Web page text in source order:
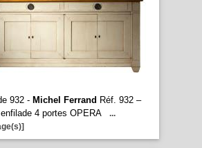
932 - Michel Ferrand Réf. 932 –
4 portes OPERA
...